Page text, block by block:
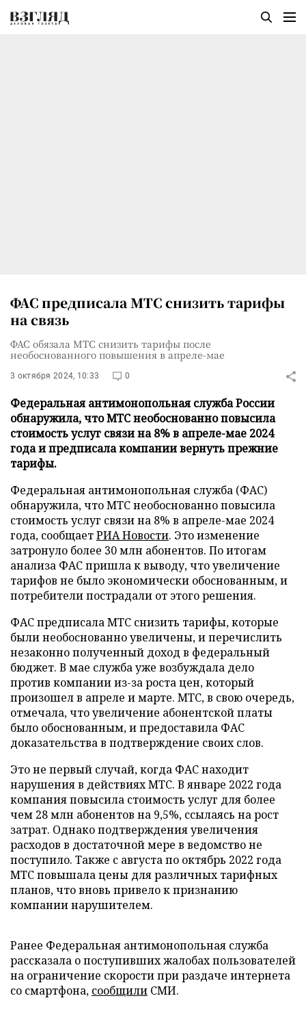
ФАС предписала МТС снизить тарифы
на связь
ФАС обязала МТС снизить тарифы после
необоснованного повышения в апреле-мае
3 октября 2024, 10:33 0
Федеральная антимонопольная служба России
обнаружила, что МТС необоснованно повысила
стоимость услуг связи на 8% в апреле-мае 2024
года и предписала компании вернуть прежние
тарифы.
Федеральная антимонопольная служба (ФАС)
обнаружила, что МТС необоснованно повысила
стоимость услуг связи на 8% в апреле-мае 2024
года, сообщаетРИА Новости. Это изменение
затронуло более 30 млн абонентов. По итогам
анализа ФАС пришла к выводу, что увеличение
тарифов не было экономически обоснованным, и
потребители пострадали от этого решения.
ФАС предписала МТС снизить тарифы, которые
были необоснованно увеличены, и перечислить
незаконно полученный доход в федеральный
бюджет. В мае служба уже возбуждала дело
против компании из-за роста цен, который
произошел в апреле и марте. МТС, в свою очередь,
отмечала, что увеличение абонентской платы
было обоснованным, и предоставила ФАС
доказательства в подтверждение своих слов.
Это не первый случай, когда ФАС находит
нарушения в действиях МТС. В январе 2022 года
компания повысила стоимость услуг для более
чем 28 млн абонентов на 9,5%, ссылаясь на рост
затрат. Однако подтверждения увеличения
расходов в достаточной мере в ведомство не
поступило. Также с августа по октябрь 2022 года
МТС повышала цены для различных тарифных
планов, что вновь привело к признанию
компании нарушителем.
Ранее Федеральная антимонопольная служба
рассказала о поступивших жалобах пользователей
на ограничение скорости при раздаче интернета
со смартфона, сообщили СМИ.